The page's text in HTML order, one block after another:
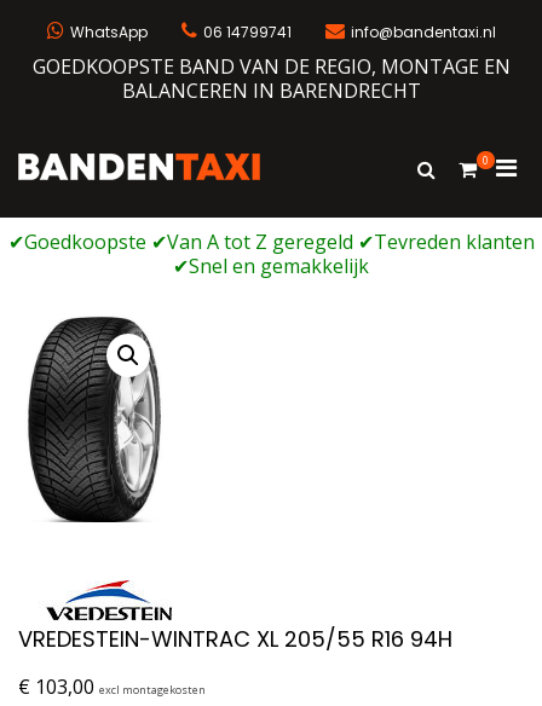
WhatsApp 06 14799741 info@bandentaxi.nl
GOEDKOOPSTE BAND VAN DE REGIO, MONTAGE EN
BALANCEREN IN BARENDRECHT
Bandengarage met eigen webshop
Toon
0
voor
VREDESTEIN-WINTRAC XL 205/55 R16 94H
€ 103,00 excl montagekosten